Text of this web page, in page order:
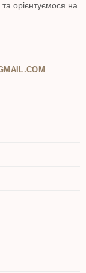
орієнтуємося на